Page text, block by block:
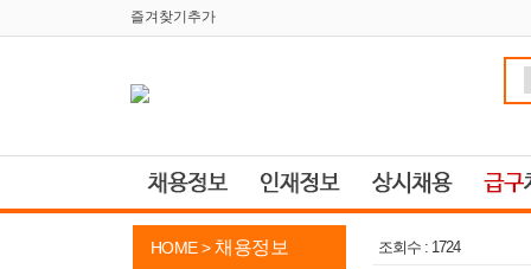
즐겨찾기추가
HOME > 채용정보 조회수 : 1724